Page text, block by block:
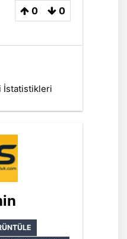
0 0
İstatistikleri